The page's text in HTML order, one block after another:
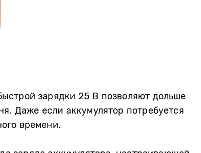
зарядки 25 В позволяют дольше
Даже если аккумулятор потребуется
времени.